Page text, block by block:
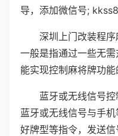
导，添加微信号;
深圳上门改装程
一般是指通过一些无
能实现控制麻将牌功能
蓝牙或无线信号
蓝牙或无线信号与手
好牌型等指令，发送